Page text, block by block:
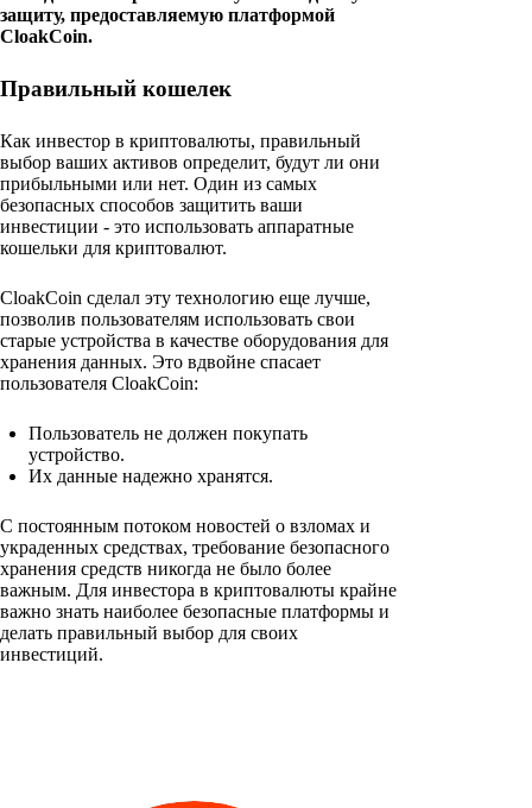
защиту, предоставляемую платформой
CloakCoin.
Правильный кошелек
Как инвестор в криптовалюты, правильный
выбор ваших активов определит, будут ли они
прибыльными или нет. Один из самых
безопасных способов защитить ваши
инвестиции - это использовать аппаратные
кошельки для криптовалют.
CloakCoin сделал эту технологию еще лучше,
позволив пользователям использовать свои
старые устройства в качестве оборудования для
хранения данных. Это вдвойне спасает
пользователя CloakCoin:
Пользователь не должен покупать
устройство.
Их данные надежно хранятся.
С постоянным потоком новостей о взломах и
украденных средствах, требование безопасного
хранения средств никогда не было более
важным. Для инвестора в криптовалюты крайне
важно знать наиболее безопасные платформы и
делать правильный выбор для своих
инвестиций.